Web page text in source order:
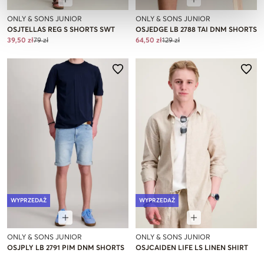
ONLY & SONS JUNIOR
OSJTELLAS REG S SHORTS SWT
39,50 zł79 zł
ONLY & SONS JUNIOR
OSJEDGE LB 2788 TAI DNM SHORTS
64,50 zł129 zł
WYPRZEDAŻ
ONLY & SONS JUNIOR
OSJPLY LB 2791 PIM DNM SHORTS
WYPRZEDAŻ
ONLY & SONS JUNIOR
OSJCAIDEN LIFE LS LINEN SHIRT